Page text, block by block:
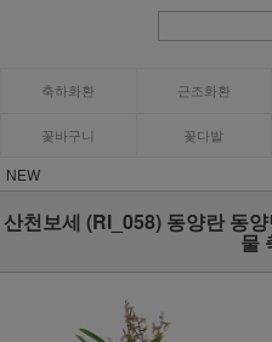
축하화환 근조화환
꽃바구니 꽃다발
NEW
산천보세 (RI_058) 동양란 동
물